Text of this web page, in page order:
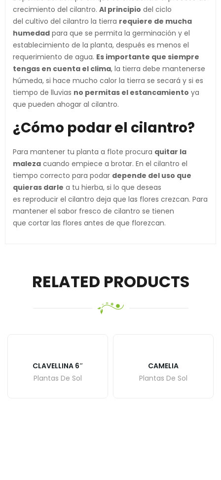
crecimiento del cilantro. Al principio del ciclo
del cultivo del cilantro la tierra requiere de mucha
humedad para que se permita la germinación y el
establecimiento de la planta, después es menos el
requerimiento de agua. Es importante que siempre
tengas en cuenta el clima, la tierra debe mantenerse
húmeda, si hace mucho calor la tierra se secará y si es
tiempo de lluvias no permitas el estancamiento ya
que pueden ahogar al cilantro.
¿Cómo podar el cilantro?
Para mantener tu planta a flote procura quitar la
maleza cuando empiece a brotar. En el cilantro el
tiempo correcto para podar depende del uso que
quieras darle a tu hierba, si lo que deseas
es reproducir el cilantro deja que las flores crezcan. Para
mantener el sabor fresco de cilantro se tienen
que cortar las flores antes de que florezcan.
RELATED PRODUCTS
CLAVELLINA 6″
Plantas De Sol
CAMELIA
Plantas De Sol